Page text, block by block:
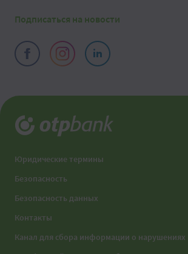
Подписаться на новости
Юридические термины
Безопасность
Безопасность данных
Контакты
Канал для сбора информации о нарушениях